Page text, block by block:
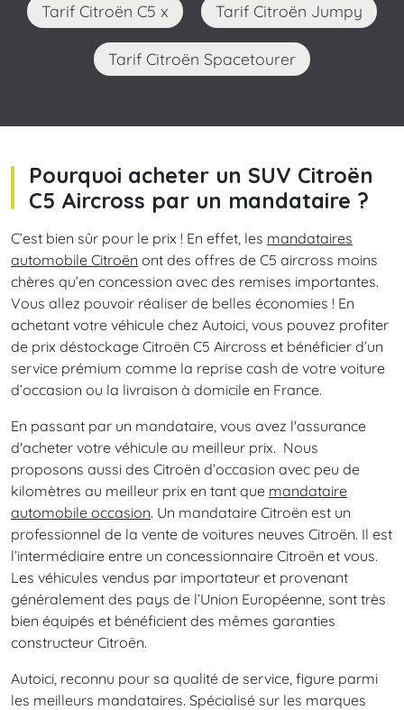
Tarif Citroën C5 x Tarif Citroën Jumpy
Tarif Citroën Spacetourer
Pourquoi acheter un SUV Citroën
C5 Aircross par un mandataire ?
C’est bien sûr pour le prix ! En effet, les mandataires
automobile Citroën ont des offres de C5 aircross moins
chères qu’en concession avec des remises importantes.
Vous allez pouvoir réaliser de belles économies ! En
achetant votre véhicule chez Autoici, vous pouvez profiter
de prix déstockage Citroën C5 Aircross et bénéficier d’un
service prémium comme la reprise cash de votre voiture
d’occasion ou la livraison à domicile en France.
En passant par un mandataire, vous avez l'assurance
d'acheter votre véhicule au meilleur prix. Nous
proposons aussi des Citroën d’occasion avec peu de
kilomètres au meilleur prix en tant que mandataire
automobile occasion. Un mandataire Citroën est un
professionnel de la vente de voitures neuves Citroën. Il est
l’intermédiaire entre un concessionnaire Citroën et vous.
Les véhicules vendus par importateur et provenant
généralement des pays de l’Union Européenne, sont très
bien équipés et bénéficient des mêmes garanties
constructeur Citroën.
Autoici, reconnu pour sa qualité de service, figure parmi
les meilleurs mandataires. Spécialisé sur les marques